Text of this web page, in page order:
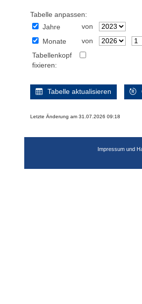
Tabelle anpassen:
Jahre
von
Monate
von
Tabellenkopf
fixieren:
Tabelle aktualisieren
Letzte Änderung am 31.07.2026 09:18
Impressum und